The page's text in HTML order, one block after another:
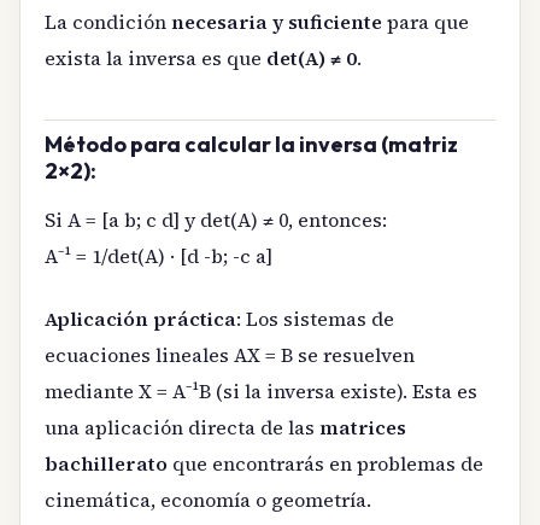
La condiciónnecesaria y suficiente para que
exista la inversa es que det(A) ≠ 0.
Método para calcular la inversa (matriz
2×2):
Si A = [a b; c d] y det(A) ≠ 0, entonces:
A⁻¹ = 1/det(A) · [d -b; -c a]
Aplicación práctica: Los sistemas de
ecuaciones lineales AX = B se resuelven
mediante X = A⁻¹B (si la inversa existe). Esta es
una aplicación directa de las matrices
bachillerato que encontrarás en problemas de
cinemática, economía o geometría.